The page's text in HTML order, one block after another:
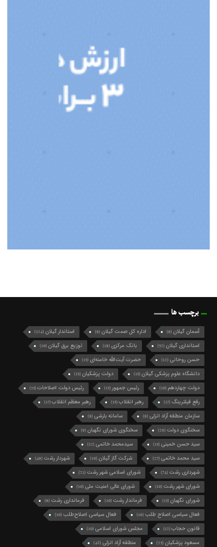
برچسب ها
آسمان گیلان (9) اداره کل صمت گیلان (9) استاندار گیلان (124)
استانداری گیلان (32) بانک مرکزی (19) توزیع برق گیلان (10)
حسن روحانی (12) حضرت آیت‌الله خامنه‌ای (15)
دانشگاه علوم پزشکی گیلان (15) دولت پزشکیان (15)
دولت چهاردهم (10) رئیس جمهور(13) رئیس دولت اصلاحات(13)
رفع فیلترینگ (17) رهبر انقلاب(15) رهبر معظم انقلاب(17)
سازمان منطقه آزاد انزلی (9) سامانه بارشی (9)
سخنگوی دولت (26) سخنگوی شورای نگهبان (9)
سید حسن خمینی (15) سیدمحمد خاتمی (12)
سید محمد خاتمی (27) شرکت گاز گیلان (10) شهردار رشت (49)
شهرداری رشت (74) شورای اسلامی شهر رشت (21)
شورای شهر رشت (10) شورای عالی امنیت ملی (10)
شورای نگهبان (13) فرماندار رشت (10) فرمانداری رشت (9)
فعال سیاسی اصلاح طلب (16) فعال سیاسی اصلاح‌طلب (10)
قانون حجاب(12) مجلس شورای اسلامی (10)
مسعود پزشکیان (23) منطقه آزاد انزلی (48)